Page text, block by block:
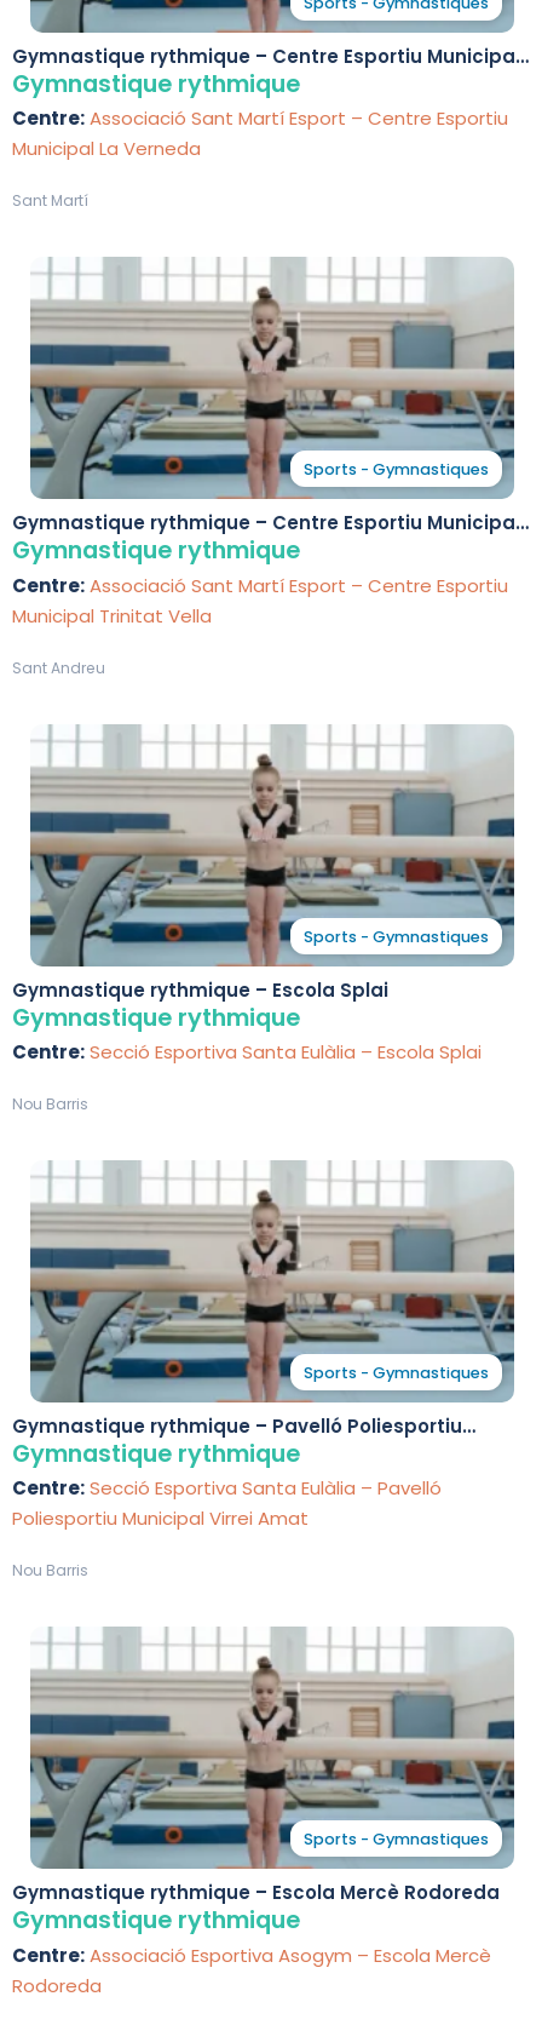
Gymnastique rythmique – Centre Esportiu Municipal
La Verneda
Gymnastique rythmique
Centre:Associació Sant Martí Esport – Centre Esportiu
Municipal La Verneda
Sant Martí
Sports - Gymnastiques
Gymnastique rythmique – Centre Esportiu Municipal
Trinitat Vella
Gymnastique rythmique
Centre:Associació Sant Martí Esport – Centre Esportiu
Municipal Trinitat Vella
Sant Andreu
Sports - Gymnastiques
Gymnastique rythmique – Escola Splai
Gymnastique rythmique
Centre:Secció Esportiva Santa Eulàlia – Escola Splai
Nou Barris
Sports - Gymnastiques
Gymnastique rythmique – Pavelló Poliesportiu
Municipal Virrei Amat
Gymnastique rythmique
Centre:Secció Esportiva Santa Eulàlia – Pavelló
Poliesportiu Municipal Virrei Amat
Nou Barris
Sports - Gymnastiques
Gymnastique rythmique – Escola Mercè Rodoreda
Gymnastique rythmique
Centre:Associació Esportiva Asogym – Escola Mercè
Rodoreda